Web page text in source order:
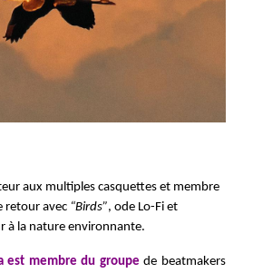
aux multiples casquettes et membre
retour avec “Birds”, ode Lo-Fi et
à la nature environnante.
est membre du groupe de beatmakers